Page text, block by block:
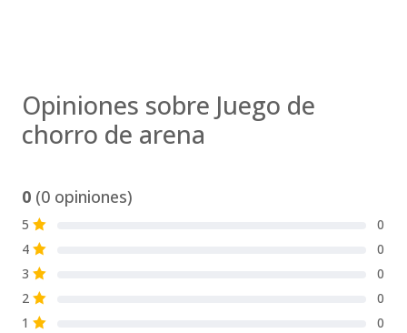
Opiniones sobre Juego de
chorro de arena
0 (0 opiniones)
5 S
0
4 S
0
3 S
0
2 S
0
1 S 0